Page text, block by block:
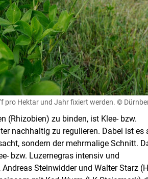
pro Hektar und Jahr fixiert werden. ©
(Rhizobien) zu binden, ist Klee- bzw.
nachhaltig zu regulieren. Dabei ist es
sondern der mehrmalige Schnitt.
bzw. Luzernegras intensiv und
Steinwidder und Walter Starz